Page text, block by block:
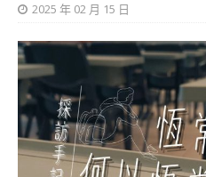
2025 年 02 月 15 日